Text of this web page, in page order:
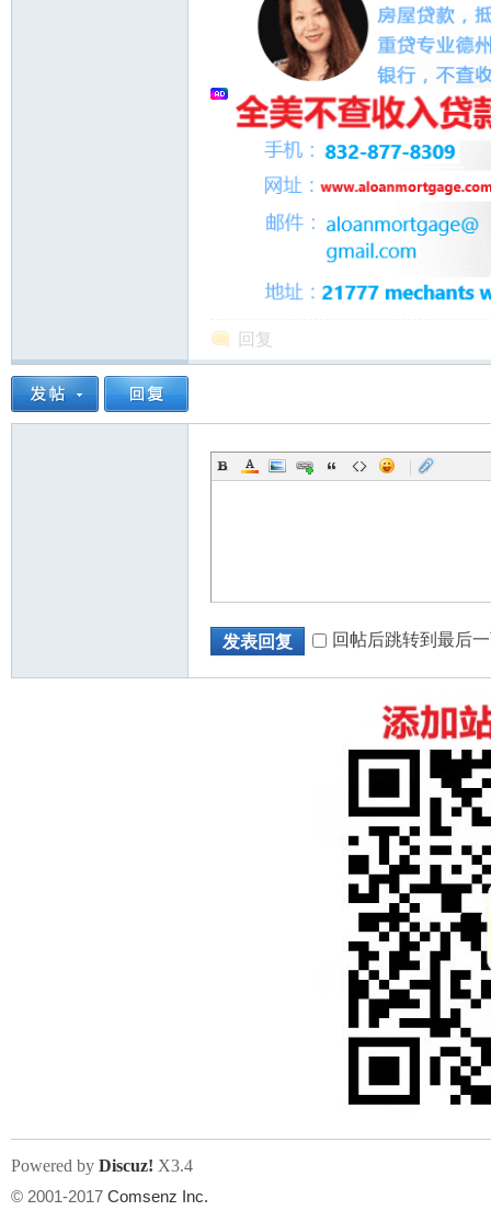
州
回复
|
发表回复 回帖后跳转到最后
Powered by Discuz! X3.4
© 2001-2017 Comsenz Inc.